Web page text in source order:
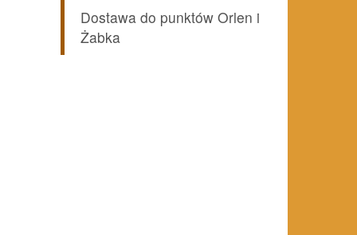
Dostawa do punktów Orlen i
Żabka